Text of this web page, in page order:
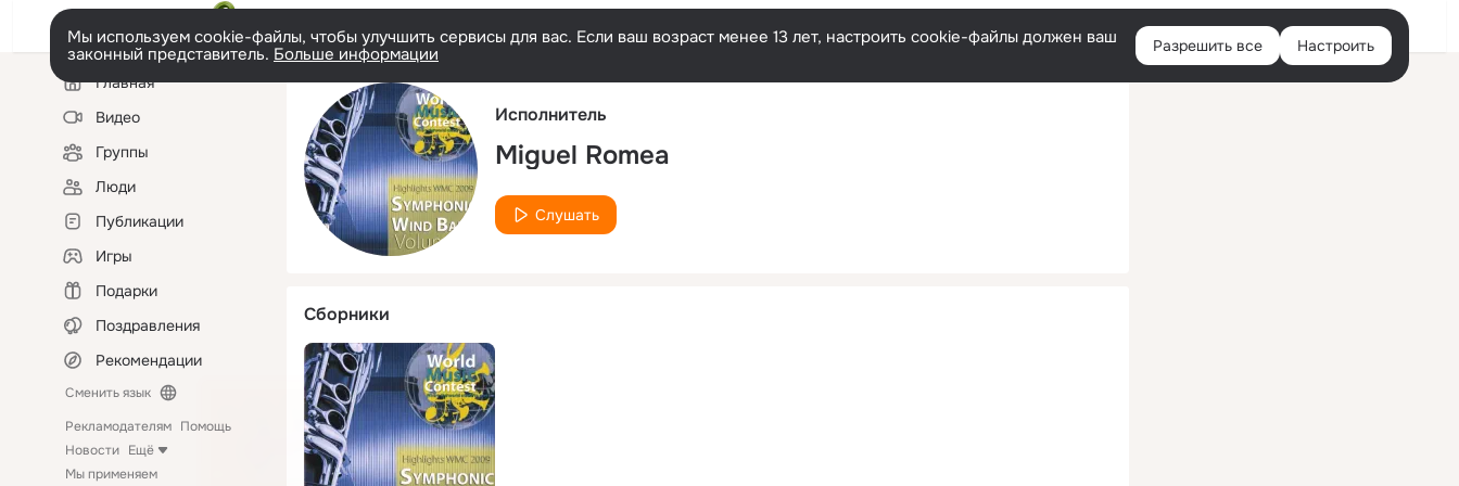
Русский Войти
Мы используем cookie-файлы, чтобы улучшить сервисы для вас. Если ваш возраст менее 13 лет, настроить cookie-файлы должен ваш
законный представитель. Больше информации Разрешить все Настроить
Левая
колонкаГлавная
Видео
Группы
Люди
Публикации
Игры
Подарки
Поздравления
Рекомендации
Сменить язык
Рекламодателям Помощь
Новости Ещё
Мы применяем
Исполнитель
Miguel Romea
Слушать
Сборники